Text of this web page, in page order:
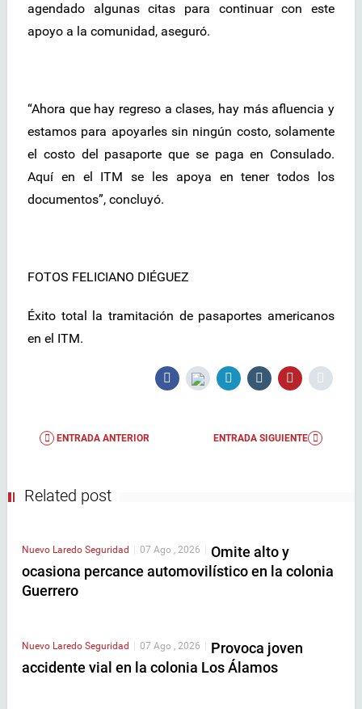
agendado algunas citas para continuar con este
apoyo a la comunidad, aseguró.
“Ahora que hay regreso a clases, hay más afluencia y
estamos para apoyarles sin ningún costo, solamente
el costo del pasaporte que se paga en Consulado.
Aquí en el ITM se les apoya en tener todos los
documentos”, concluyó.
FOTOS FELICIANO DIÉGUEZ
Éxito total la tramitación de pasaportes americanos
en el ITM.
ENTRADA ANTERIOR ENTRADA SIGUIENTE
Related post
Nuevo Laredo Seguridad 07 Ago , 2026
Omite alto y
ocasiona percance automovilístico en la colonia
Guerrero
Nuevo Laredo Seguridad | 07 Ago , 2026 | Provoca joven
accidente vial en la colonia Los Álamos